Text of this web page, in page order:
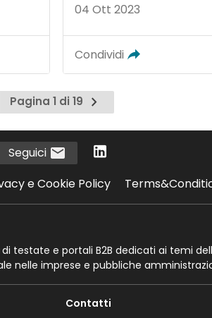
04 Ott 2023
Condividi
Pagina 1 di 19
Pagina
successiva
Seguici
e Cookie Policy
testate e portali B2B dedicati ai temi
nelle imprese e pubbliche
Contatti